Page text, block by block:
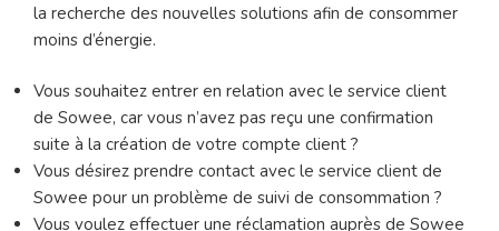
la recherche des nouvelles solutions afin de consommer
moins d’énergie.
Vous souhaitez entrer en relation avec le service client
de Sowee, car vous n’avez pas reçu une confirmation
suite à la création de votre compte client ?
Vous désirez prendre contact avec le service client de
Sowee pour un problème de suivi de consommation ?
Vous voulez effectuer une réclamation auprès de Sowee